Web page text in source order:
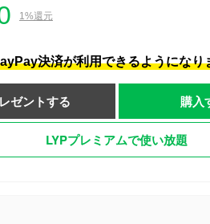
1%還元
決済が利用できるようになり
ゼントする 購入
LYPプレミアムで使い放題